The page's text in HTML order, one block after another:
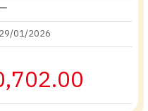
ー
29/01/2026